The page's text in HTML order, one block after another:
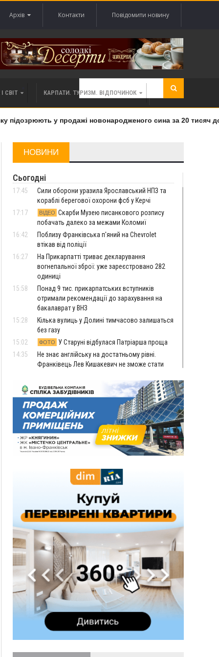
Архів Контакти Повідомити новину
СВІТ КАРПАТИ. ТУРИЗМ. ВІДПОЧИНОК
у продажі новонародженого сина за 20 тисяч
НОВИНИ
Сьогодні
17:45
Сили оборони уразила Ярославський НПЗ та
кораблі берегової охорони фсб у Керчі
17:17
ВІДЕО Скарби Музею писанкового розпису
побачать далеко за межами Коломиї
16:42
Поблизу Франківська п'яний на Chevrolet
втікав від поліції
16:27
На Прикарпатті триває декларування
вогнепальної зброї: уже зареєстровано 282
одиниці
15:58
Понад 9 тис. прикарпатських вступників
отримали рекомендації до зарахування на
бакалаврат у ВНЗ
15:28
Кілька вулиць у Долині тимчасово залишаться
без газу
15:02
ФОТО
У Старуні відбулася Патріарша проща
14:35
Не знає англійську на достатньому рівні.
Франківець Лев Кишакевич не зможе стати
14:14
У Ворохті проведуть Кубок ФЛСУ зі стрибків
на лижах, пам'яті оборонця Богдана Бухонка
13:30
ФОТО На Калущині розшукали чоловіка, який
три дні блукав у лісі
13:14
Боднар розповів про реакцію влади Польщі
на атаки на українців та про зміни після 23
серпня
Коломию з Днем міста
Вчора у Франківську, Коломиї, Долині та
Яремче зафіксували рекордну спеку
У Надвірній п'яна жінка побила малолітнього
хлопчика: суд призначив штраф і 30 тисяч
11:17
У басейні Дністра встановилася гідрологічна
посуха - рівні води наблизилися до найнижчих
показників
У Бурштині поблизу АЗС сталася масова бійка,
поліція з'ясовує обставини
10:30
ФОП із Житомира після купівлі права
вимоги за 120 тисяч позивається до
Франківська на понад 20 млн грн
У горах біля Осмолоди за допомогою БПЛА
розшукали двох жінок, які заблукали під час